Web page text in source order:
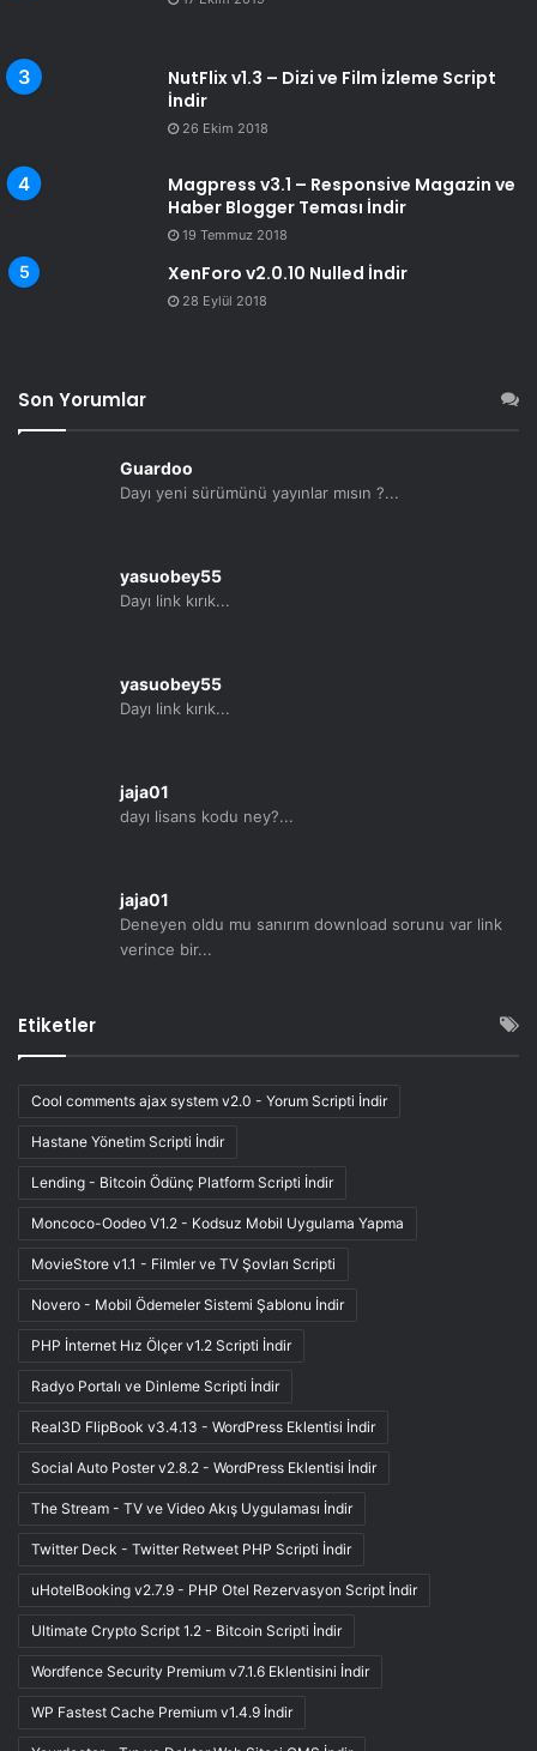
NutFlix v1.3 – Dizi ve Film İzleme Script
İndir
26 Ekim 2018
Magpress v3.1 – Responsive Magazin ve
Haber Blogger Teması İndir
19 Temmuz 2018
XenForo v2.0.10 Nulled İndir
28 Eylül 2018
Son Yorumlar
Guardoo
Dayı yeni sürümünü yayınlar mısın ?...
yasuobey55
Dayı link kırık...
yasuobey55
Dayı link kırık...
jaja01
dayı lisans kodu ney?...
jaja01
Deneyen oldu mu sanırım download sorunu var link
verince bir...
Etiketler
Cool comments ajax system v2.0 - Yorum Scripti İndir
Hastane Yönetim Scripti İndir
Lending - Bitcoin Ödünç Platform Scripti İndir
Moncoco-Oodeo V1.2 - Kodsuz Mobil Uygulama Yapma
MovieStore v1.1 - Filmler ve TV Şovları Scripti
Novero - Mobil Ödemeler Sistemi Şablonu İndir
PHP İnternet Hız Ölçer v1.2 Scripti İndir
Radyo Portalı ve Dinleme Scripti İndir
Real3D FlipBook v3.4.13 - WordPress Eklentisi İndir
Social Auto Poster v2.8.2 - WordPress Eklentisi İndir
The Stream - TV ve Video Akış Uygulaması İndir
Twitter Deck - Twitter Retweet PHP Scripti İndir
uHotelBooking v2.7.9 - PHP Otel Rezervasyon Script İndir
Ultimate Crypto Script 1.2 - Bitcoin Scripti İndir
Wordfence Security Premium v7.1.6 Eklentisini İndir
WP Fastest Cache Premium v1.4.9 İndir